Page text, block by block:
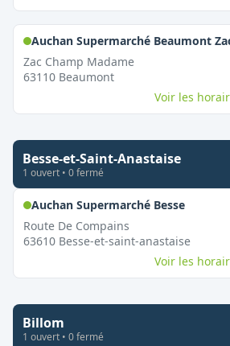
Auchan Supermarché Beaumont
Zac Champ Madame
63110 Beaumont
Voir les
Besse-et-Saint-Anastaise
1 ouvert • 0fermé
Auchan Supermarché Besse,
Route De Compains
63610 Besse-et-saint-anastaise
Voir les
Billom
1 ouvert • 0fermé